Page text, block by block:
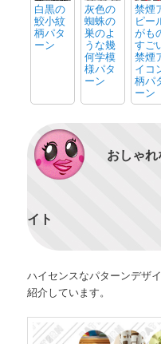
白黒の
鮫小紋
柄パタ
ーン
灰色の
蜘蛛の
巣のよ
うな幾
何学模
様パタ
ーン
禁煙
ピー
がも
すご
禁煙
イコ
柄パ
ーン
おしゃ
イト
ハイセンスなパターンデザ
紹介しています。